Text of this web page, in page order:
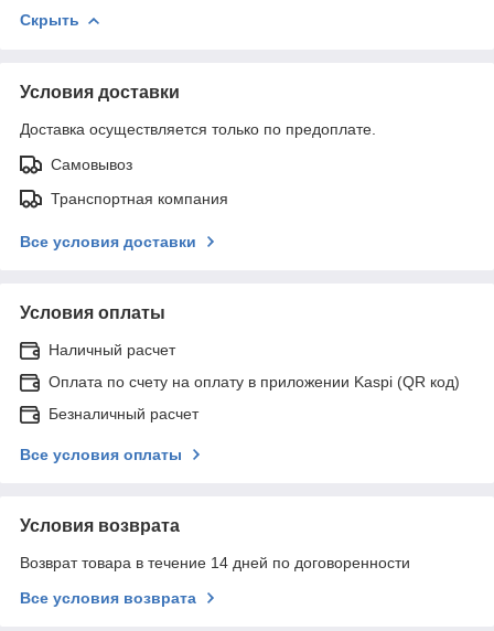
Скрыть
Условия доставки
Доставка осуществляется только по предоплате.
Самовывоз
Транспортная компания
Все условия доставки
Условия оплаты
Наличный расчет
Оплата по счету на оплату в приложении Kaspi (QR код)
Безналичный расчет
Все условия оплаты
Условия возврата
Возврат товара в течение 14 дней по договоренности
Все условия возврата